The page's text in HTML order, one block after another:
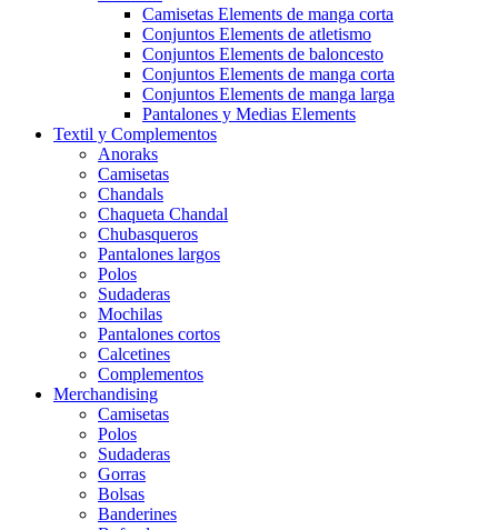
Camisetas Elements de manga corta
Conjuntos Elements de atletismo
Conjuntos Elements de baloncesto
Conjuntos Elements de manga corta
Conjuntos Elements de manga larga
Pantalones y Medias Elements
Textil y Complementos
Anoraks
Camisetas
Chandals
Chaqueta Chandal
Chubasqueros
Pantalones largos
Polos
Sudaderas
Mochilas
Pantalones cortos
Calcetines
Complementos
Merchandising
Camisetas
Polos
Sudaderas
Gorras
Bolsas
Banderines